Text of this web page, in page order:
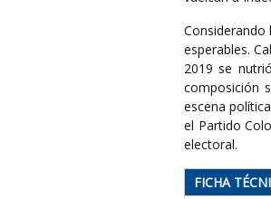
esperables.
2019 se
composición
escena
el Partido
electoral.
FICHA